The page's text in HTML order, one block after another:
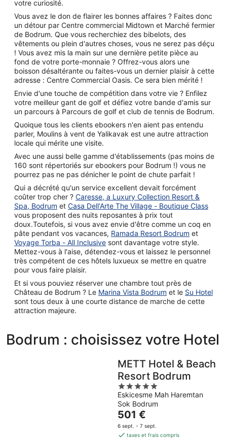
votre curiosité.
Vous avez le don de flairer les bonnes affaires ? Faites donc
un détour par Centre commercial Midtown et Marché fermier
de Bodrum. Que vous recherchiez des bibelots, des
vêtements ou plein d'autres choses, vous ne serez pas déçu
! Vous avez mis la main sur une dernière petite pièce au
fond de votre porte-monnaie ? Offrez-vous alors une
boisson désaltérante ou faites-vous un dernier plaisir à cette
adresse : Centre Commercial Oasis. Ce sera bien mérité !
Envie d'une touche de compétition dans votre vie ? Enfilez
votre meilleur gant de golf et défiez votre bande d'amis sur
un parcours à Parcours de golf et club de tennis de Bodrum.
Quoique tous les clients ebookers n'en aient pas entendu
parler, Moulins à vent de Yalikavak est une autre attraction
locale qui mérite une visite.
Avec une aussi belle gamme d'établissements (pas moins de
160 sont répertoriés sur ebookers pour Bodrum !) vous ne
pourrez pas ne pas dénicher le point de chute parfait !
Qui a décrété qu'un service excellent devait forcément
coûter trop cher ? Caresse, a Luxury Collection Resort &
Spa, Bodrum et Casa Dell'Arte The Village - Boutique Class
vous proposent des nuits reposantes à prix tout
doux.Toutefois, si vous avez envie d'être comme un coq en
pâte pendant vos vacances, Ramada Resort Bodrum et
Voyage Torba - All Inclusive sont davantage votre style.
Mettez-vous à l'aise, détendez-vous et laissez le personnel
très compétent de ces hôtels luxueux se mettre en quatre
pour vous faire plaisir.
Et si vous pouviez réserver une chambre tout près de
Château de Bodrum ? Le Marina Vista Bodrum et le Su Hotel
sont tous deux à une courte distance de marche de cette
attraction majeure.
Bodrum : choisissez votre Hotel
METT Hotel & Beach
Resort Bodrum
5
out
of
5
Eskicesme Mah Haremtan
Sok Bodrum
Le
prix
est
501 €
6 sept. - 7 sept.
taxes et frais compris